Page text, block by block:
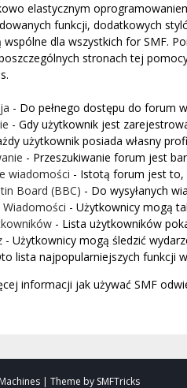
elastycznym
funkcji, dodatkowych
dla wszystkich for SMF.
stronach tej
- Do pełnego dostępu do forum
- Gdy użytkownik jest
użytkownik posiada własny
- Przeszukiwanie forum jest
wiadomości - Istotą forum jest to,
Board (BBC) - Do wysyłanych
- Użytkownicy mogą
- Lista użytkowników
- Użytkownicy mogą śledzić
lista najpopularniejszych funkcji
informacji jak używać SMF
| Theme by SMFTricks